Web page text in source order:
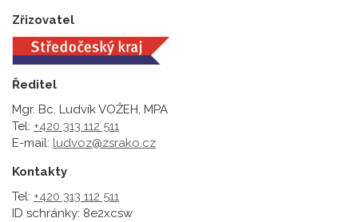
Zřizovatel
Ředitel
Mgr. Bc. Ludvík VOŽEH, MPA
Tel: +420 313 112 511
E-mail: ludvoz@zsrako.cz
Kontakty
Tel: +420 313 112 511
ID schránky: 8e2xcsw